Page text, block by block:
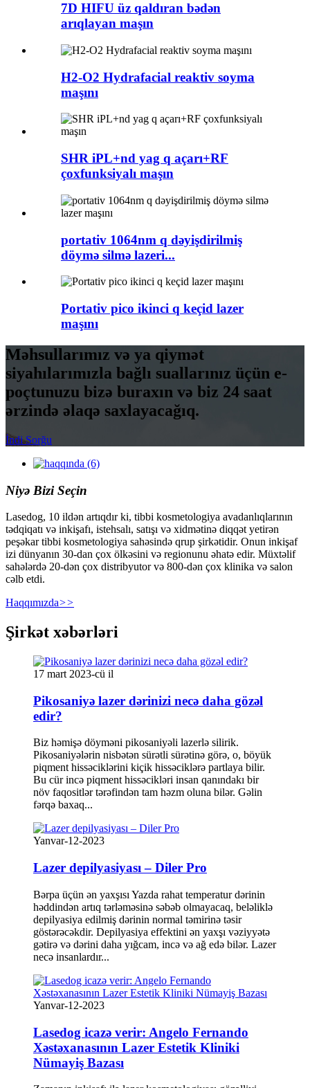
7D HIFU üz qaldıran bədən
arıqlayan maşın
H2-O2 Hydrafacial reaktiv soyma
maşını
SHR iPL+nd yag q açarı+RF
çoxfunksiyalı maşın
portativ 1064nm q dəyişdirilmiş
döymə silmə lazeri...
Portativ pico ikinci q keçid lazer
maşını
Məhsullarımız və ya qiymət
siyahılarımızla bağlı suallarınız üçün e-
poçtunuzu bizə buraxın və biz 24 saat
ərzində əlaqə saxlayacağıq.
İndi Sorğu
Niyə Bizi Seçin
Lasedog, 10 ildən artıqdır ki, tibbi kosmetologiya avadanlıqlarının
tədqiqatı və inkişafı, istehsalı, satışı və xidmətinə diqqət yetirən
peşəkar tibbi kosmetologiya sahəsində qrup şirkətidir. Onun inkişaf
izi dünyanın 30-dan çox ölkəsini və regionunu əhatə edir. Müxtəlif
sahələrdə 20-dən çox distribyutor və 800-dən çox klinika və salon
cəlb etdi.
Haqqımızda>>
Şirkət xəbərləri
17 mart 2023-cü il
Pikosaniyə lazer dərinizi necə daha gözəl
edir?
Biz həmişə döyməni pikosaniyəli lazerlə silirik.
Pikosaniyələrin nisbətən sürətli sürətinə görə, o, böyük
piqment hissəciklərini kiçik hissəciklərə partlaya bilir.
Bu cür incə piqment hissəcikləri insan qanındakı bir
növ faqositlər tərəfindən tam həzm oluna bilər. Gəlin
fərqə baxaq...
Yanvar-12-2023
Lazer depilyasiyası – Diler Pro
Bərpa üçün ən yaxşısı Yazda rahat temperatur dərinin
həddindən artıq tərləməsinə səbəb olmayacaq, beləliklə
depilyasiya edilmiş dərinin normal təmirinə təsir
göstərəcəkdir. Depilyasiya effektini ən yaxşı vəziyyətə
gətirə və dərini daha yığcam, incə və ağ edə bilər. Lazer
necə insanlardır...
Yanvar-12-2023
Lasedog icazə verir: Angelo Fernando
Xəstəxanasının Lazer Estetik Kliniki
Nümayiş Bazası